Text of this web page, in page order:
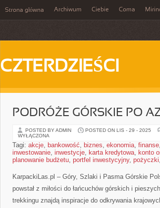
Strona główna Archiwum Ciebie Coma
CZTERDZIEŚCI
PODRÓŻE GÓRSKIE PO
POSTED BY ADMIN POSTED ON LIS - 29 - 2025
WYŁĄCZONA
Tagi: akcje, bankowość, biznes, ekonomia, finanse,
inwestowanie, inwestycje, karta kredytowa, konto
planowanie budżetu, portfel inwestycyjny, pożyczki,
KarpackiLas.pl – Góry, Szlaki i Pasma Górskie
powstał z miłości do łańcuchów górskich i
trekkingu znajdą inspiracje do odkrywania